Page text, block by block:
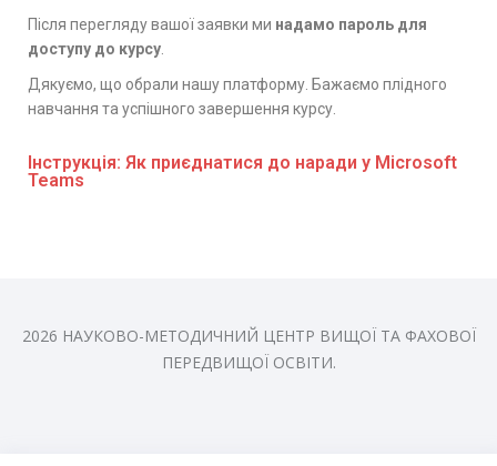
Після перегляду вашої заявки ми надамо пароль для
доступу до курсу.
Дякуємо, що обрали нашу платформу. Бажаємо плідного
навчання та успішного завершення курсу.
Інструкція: Як приєднатися до наради у Microsoft
Teams
2026 НАУКОВО-МЕТОДИЧНИЙ ЦЕНТР ВИЩОЇ ТА ФАХОВОЇ
ПЕРЕДВИЩОЇ ОСВІТИ.